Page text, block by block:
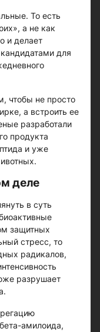
То есть
а не как
и делает
для
чтобы не просто
а встроить ее
разработали
продукта
и уже
деле
в суть
защитных
стресс, то
радикалов,
разрушает
амилоида,